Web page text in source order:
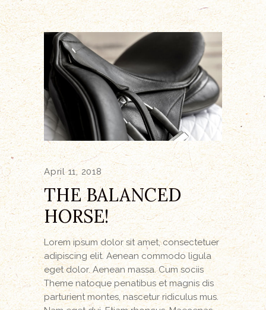
April 11, 2018
THE BALANCED
HORSE!
Lorem ipsum dolor sit amet, consectetuer
adipiscing elit. Aenean commodo ligula
eget dolor. Aenean massa. Cum sociis
Theme natoque penatibus et magnis dis
parturient montes, nascetur ridiculus mus.